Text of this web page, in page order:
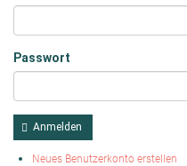
Passwort
Anmelden
Neues Benutzerkonto erstellen